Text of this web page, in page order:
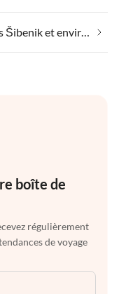
Emmener votre chien en vacances dans Šibenik et environs
boîte de
régulièrement
de voyage